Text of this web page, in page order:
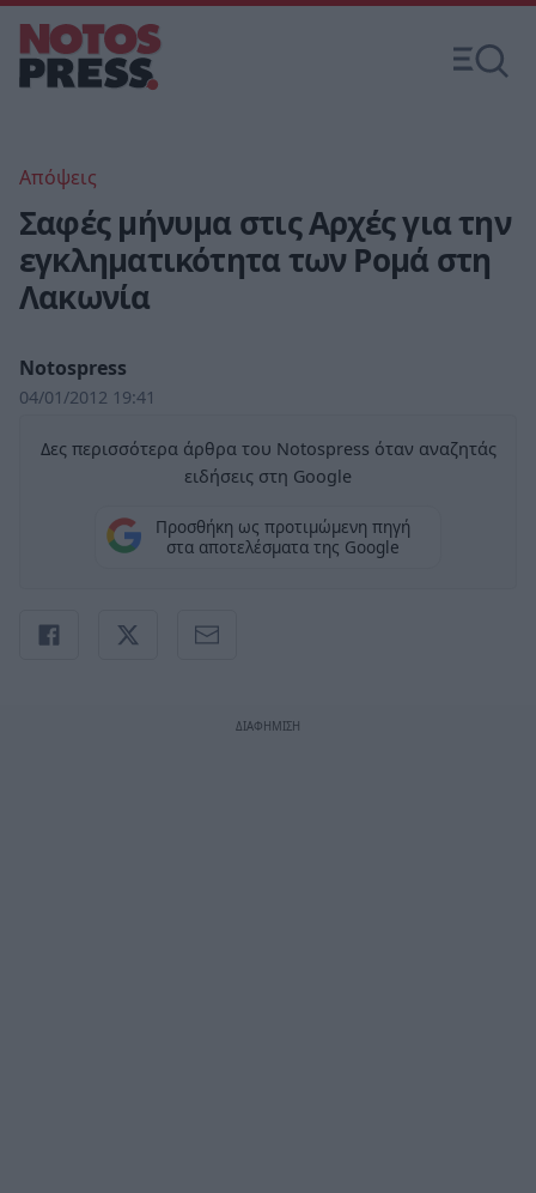
Απόψεις
Σαφές μήνυμα στις Αρχές για την
εγκληματικότητα των Ρομά στη
Λακωνία
Notospress
04/01/2012 19:41
Δες περισσότερα άρθρα του Notospress όταν αναζητάς
ειδήσεις στη Google
Προσθήκη ως προτιμώμενη πηγή
στα αποτελέσματα της Google